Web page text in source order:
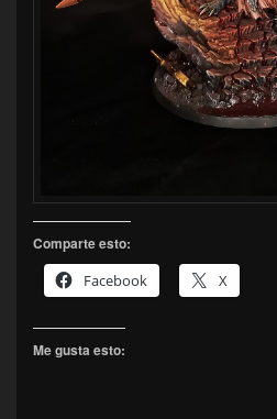
Comparte esto:
Facebook
X
Me gusta esto: